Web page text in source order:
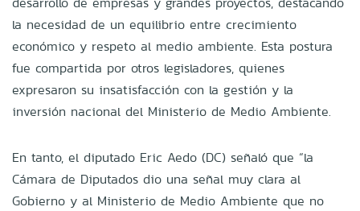
la necesidad de un equilibrio entre crecimiento
económico y respeto al medio ambiente. Esta postura
fue compartida por otros legisladores, quienes
expresaron su insatisfacción con la gestión y la
inversión nacional del Ministerio de Medio Ambiente.
En tanto, el diputado Eric Aedo (DC) señaló que “la
Cámara de Diputados dio una señal muy clara al
Gobierno y al Ministerio de Medio Ambiente que no